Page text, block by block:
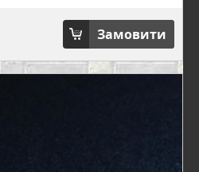
Замовити